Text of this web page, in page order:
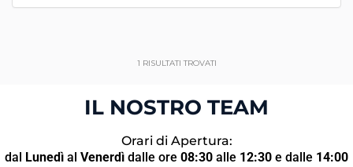
1 RISULTATI TROVATI
IL NOSTRO TEAM
Orari di Apertura:
dal Lunedì al Venerdì dalle ore 08:30 alle 12:30 e dalle 14:00